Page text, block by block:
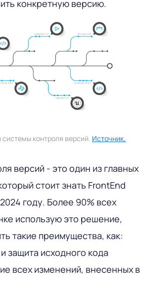
конкретную версию.
контроля версий. Источник.
версий - это один из главных
стоит знать FrontEnd
году. Более 90% всех
использую это решение,
такие преимущества, как:
защита исходного кода
всех изменений, внесенных в